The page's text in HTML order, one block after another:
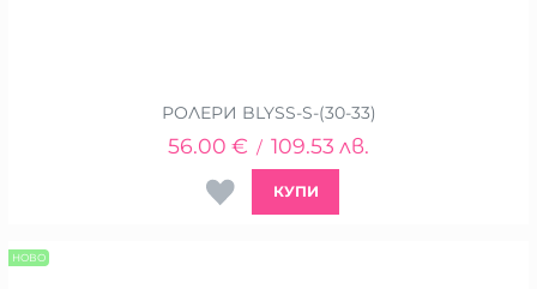
РОЛЕРИ BLYSS-S-(30-33)
56.00 € / 109.53 лв.
КУПИ
НОВО